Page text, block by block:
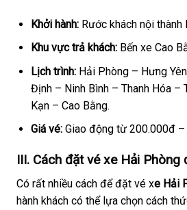
Khởi hành:Rước khách nội thành
Khu vực trả khách:Bến xe Cao
Lịch trình:Hải Phòng – Hưng
Định – Ninh Bình – Thanh Hóa –
Kạn – Cao Bằng.
Giá vé:Giao động từ 200.000đ
III. Cách đặt vé xe Hải Phòng
Có rất nhiều cách để đặt vé xe Hải
hành khách có thể lựa chọn cách